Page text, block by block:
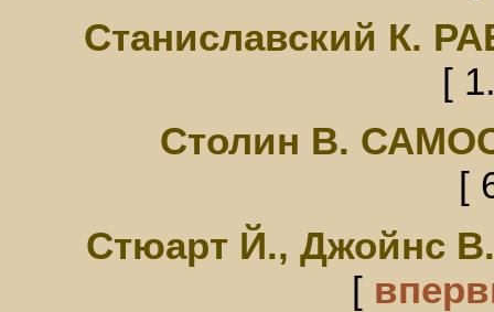
Станиславский К.
[
Столин В.
[
Стюарт Й., Джойнс
[